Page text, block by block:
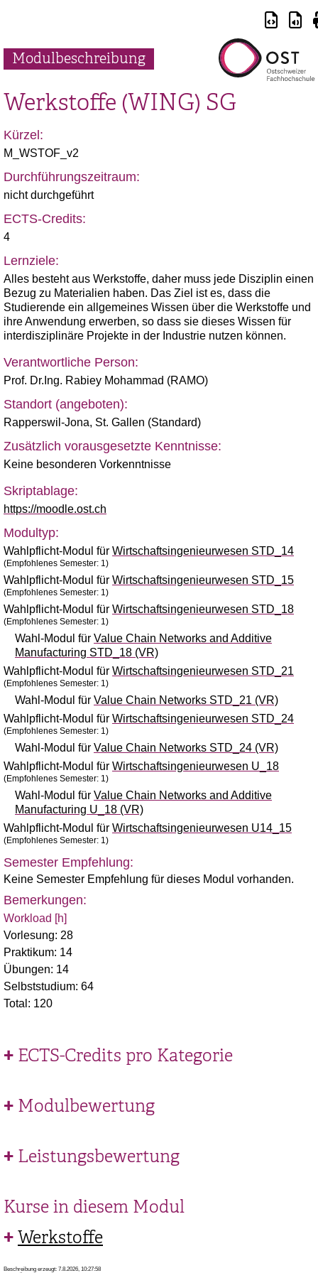
Modulbeschreibung
Werkstoffe (WING) SG
Kürzel:
M_WSTOF_v2
Durchführungszeitraum:
nicht durchgeführt
ECTS-Credits:
4
Lernziele:
Alles besteht aus Werkstoffe, daher muss jede Disziplin einen
Bezug zu Materialien haben. Das Ziel ist es, dass die
Studierende ein allgemeines Wissen über die Werkstoffe und
ihre Anwendung erwerben, so dass sie dieses Wissen für
interdisziplinäre Projekte in der Industrie nutzen können.
Verantwortliche Person:
Prof. Dr.Ing. Rabiey Mohammad (RAMO)
Standort (angeboten):
Rapperswil-Jona, St. Gallen (Standard)
Zusätzlich vorausgesetzte Kenntnisse:
Keine besonderen Vorkenntnisse
Skriptablage:
https://moodle.ost.ch
Modultyp:
Wahlpflicht-Modul für Wirtschaftsingenieurwesen STD_14
(Empfohlenes Semester: 1)
Wahlpflicht-Modul für Wirtschaftsingenieurwesen STD_15
(Empfohlenes Semester: 1)
Wahlpflicht-Modul für Wirtschaftsingenieurwesen STD_18
(Empfohlenes Semester: 1)
Wahl-Modul für Value Chain Networks and Additive
Manufacturing STD_18 (VR)
Wahlpflicht-Modul für Wirtschaftsingenieurwesen STD_21
(Empfohlenes Semester: 1)
Wahl-Modul für Value Chain Networks STD_21 (VR)
Wahlpflicht-Modul für Wirtschaftsingenieurwesen STD_24
(Empfohlenes Semester: 1)
Wahl-Modul für Value Chain Networks STD_24 (VR)
Wahlpflicht-Modul für Wirtschaftsingenieurwesen U_18
(Empfohlenes Semester: 1)
Wahl-Modul für Value Chain Networks and Additive
Manufacturing U_18 (VR)
Wahlpflicht-Modul für Wirtschaftsingenieurwesen U14_15
(Empfohlenes Semester: 1)
Semester Empfehlung:
Keine Semester Empfehlung für dieses Modul vorhanden.
Bemerkungen:
Workload [h]
Vorlesung: 28
Praktikum: 14
Übungen: 14
Selbststudium: 64
Total: 120
ECTS-Credits pro Kategorie
Modulbewertung
Leistungsbewertung
Kurse in diesem Modul
Werkstoffe
Beschreibung erzeugt: 7.8.2026, 10:27:58